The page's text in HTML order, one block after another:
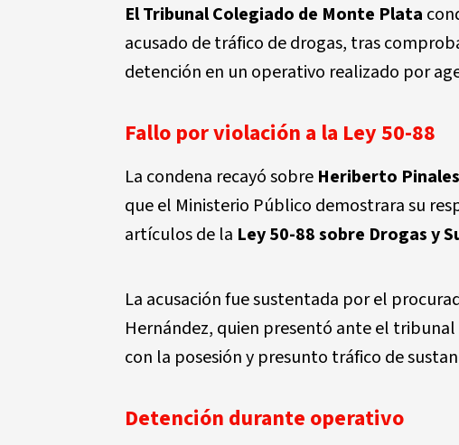
El Tribunal Colegiado de Monte Plata
acusado de tráfico de drogas, tras
detención en un operativo realizado por
Fallo por violación a la Ley 50-88
La condena recayó sobre Heriberto
que el Ministerio Público demostrara su
artículos de la Ley 50-88 sobre Drogas y
La acusación fue sustentada por el
Hernández, quien presentó ante el
con la posesión y presunto tráfico de
Detención durante operativo